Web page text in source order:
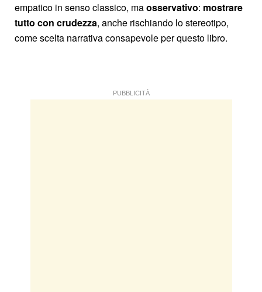
empatico in senso classico, maosservativo: mostrare
tutto con crudezza, anche rischiando lo stereotipo,
come scelta narrativa consapevole per questo libro.
PUBBLICITÀ